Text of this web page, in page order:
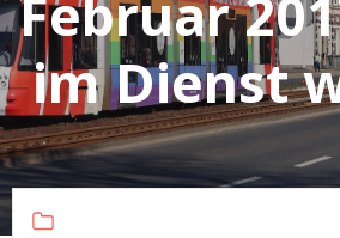
Februar
im Dienst